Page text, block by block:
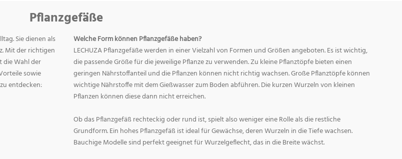
Pflanzgefäße
Sie dienen als
Mit der richtigen
die Wahl der
sowie
entdecken:
Welche Form können Pflanzgefäße haben?
LECHUZA Pflanzgefäße werden in einer Vielzahl von Formen und Größen angeboten. Es ist wichtig,
die passende Größe für die jeweilige Pflanze zu verwenden. Zu kleine Pflanztöpfe bieten einen
geringen Nährstoffanteil und die Pflanzen können nicht richtig wachsen. Große Pflanztöpfe können
wichtige Nährstoffe mit dem Gießwasser zum Boden abführen. Die kurzen Wurzeln von kleinen
Pflanzen können diese dann nicht erreichen.
Ob das Pflanzgefäß rechteckig oder rund ist, spielt also weniger eine Rolle als die restliche
Grundform. Ein hohes Pflanzgefäß ist ideal für Gewächse, deren Wurzeln in die Tiefe wachsen.
Bauchige Modelle sind perfekt geeignet für Wurzelgeflecht, das in die Breite wächst.